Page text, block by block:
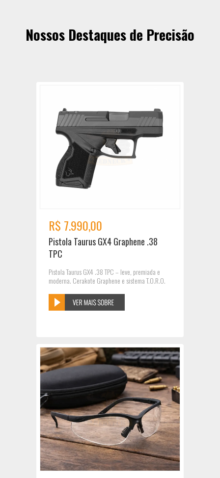
Nossos Destaques de Precisão
R$ 7.990,00
Pistola Taurus GX4 Graphene .38
TPC
Pistola Taurus GX4 .38 TPC – leve, premiada e
moderna. Cerakote Graphene e sistema T.O.R.O.